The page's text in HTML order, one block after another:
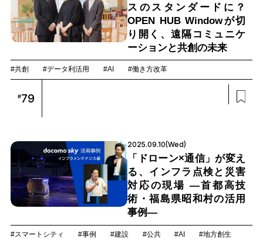
スのスタンダードに？
OPEN HUB Windowが切
り開く、遠隔コミュニケ
ーションと共創の未来
#共創 #データ利活用 #AI #働き方改革
#79
2025.09.10(Wed)
「ドローン×通信」が変え
る、インフラ点検と災害
対応の現場 ―首都高技
術・福島県昭和村の活用
事例―
#スマートシティ #事例 #建設 #公共 #AI
#地方創生